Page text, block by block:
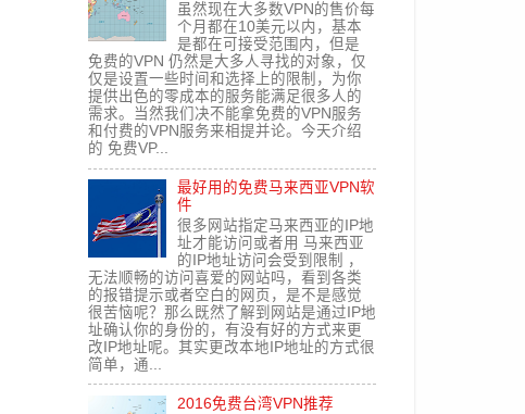
虽然现在大多数VPN的售价每
个月都在10美元以内，基本
是都在可接受范围内，但是
免费的VPN 仍然是大多人寻找的对象，仅
仅是设置一些时间和选择上的限制，为你
提供出色的零成本的服务能满足很多人的
需求。当然我们决不能拿免费的VPN服务
和付费的VPN服务来相提并论。今天介绍
的 免费VP...
最好用的免费马来西亚VPN软
件
很多网站指定马来西亚的IP地
址才能访问或者用 马来西亚
的IP地址访问会受到限制 ，
无法顺畅的访问喜爱的网站吗，看到各类
的报错提示或者空白的网页，是不是感觉
很苦恼呢？那么既然了解到网站是通过IP地
址确认你的身份的，有没有好的方式来更
改IP地址呢。其实更改本地IP地址的方式很
简单，通...
2016免费台湾VPN推荐